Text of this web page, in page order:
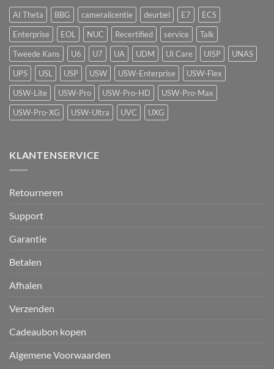
vape-
detectie
voor
UniFi
Protect
AI Theta BBG cameralicentie deurbel E7
ECS
Enterprise
EOL NUC Recertified service
Talk
Tweede Kans
U6 U7 UA UDM UI Care UISP
UNAS
UPS
USL USP USW USW-Enterprise
USW-Flex
USW-Lite
USW-Pro USW-Pro-HD
USW-Pro-Max
USW-Pro-XG
USW-Ultra UVC UXG
KLANTENSERVICE
Retourneren
Support
Garantie
Betalen
Afhalen
Verzenden
Cadeaubon kopen
Algemene Voorwaarden